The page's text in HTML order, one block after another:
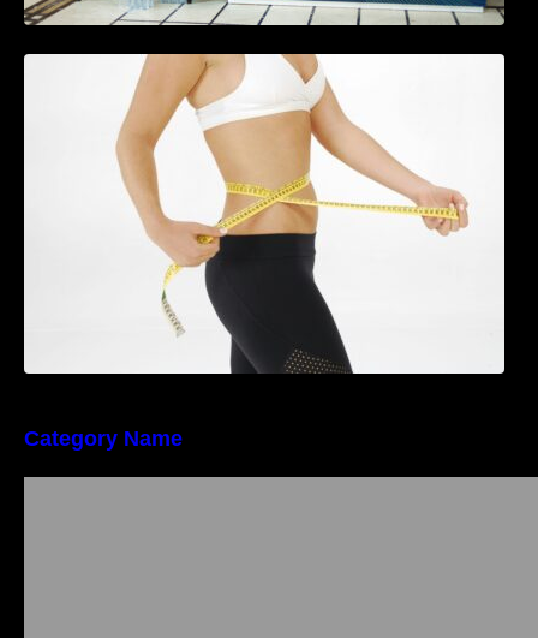
Tratamentul Wegovy® generează o scădere
în greutate de până la 22,6% la femei în
perioada menopauzei și reduce la jumătate
riscul de migrene
Category Name